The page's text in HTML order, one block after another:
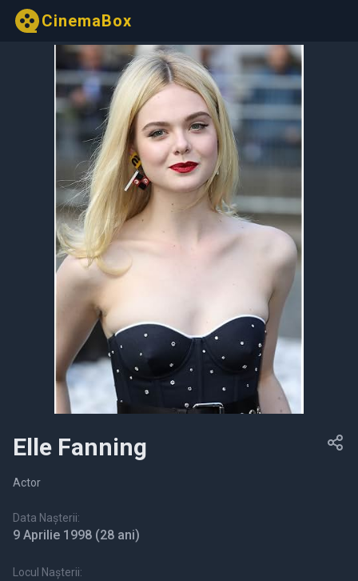
CinemaBox
Elle Fanning
Actor
Data Nașterii:
9 Aprilie 1998 (28 ani)
Locul Nașterii: